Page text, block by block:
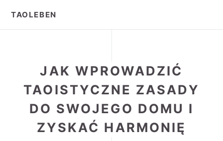
TAOLEBEN
JAK WPROWADZIĆ
TAOISTYCZNE ZASADY
DO SWOJEGO DOMU I
ZYSKAĆ HARMONIĘ